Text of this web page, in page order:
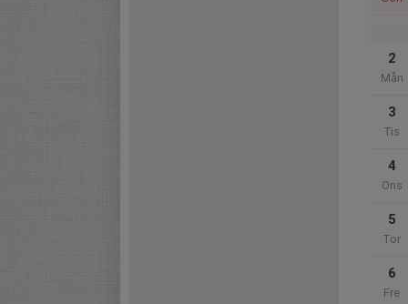
2
Mån
3
Tis
4
Ons
5
Tor
6
Fre